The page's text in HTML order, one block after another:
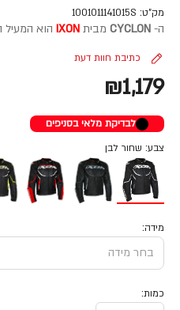
מק"ט: 1001011141015S
ה- CYCLON מבית IXON הוא המעיל
כתיבת חוות דעת
₪1,179
לבדיקת מלאי בסניפים
צבע: שחור לבן
מידה:
כמות: